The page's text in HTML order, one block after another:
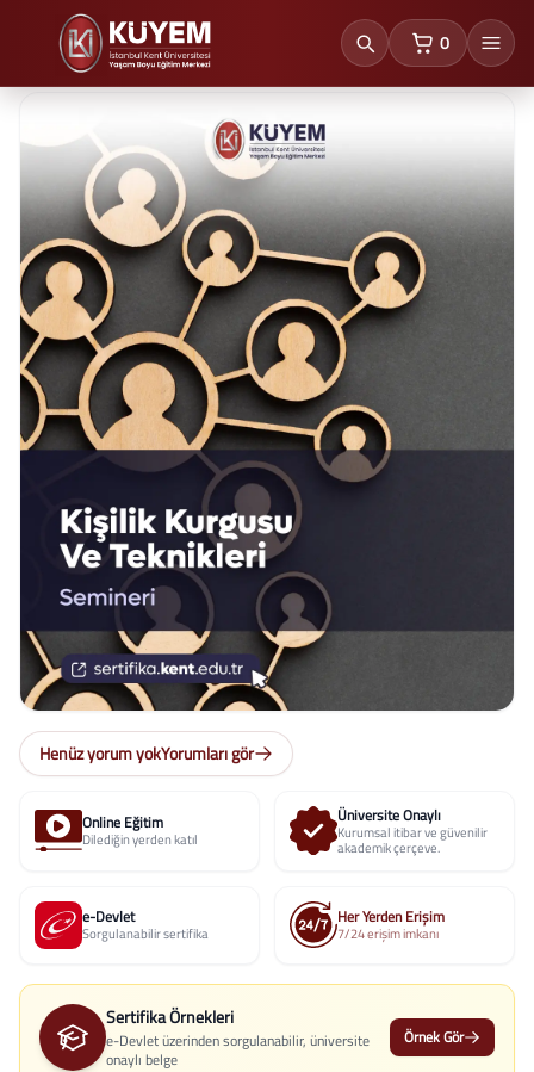
0
sepetteki
Henüz yorum yokYorumları gör
Online Eğitim
Dilediğin yerden katıl
Üniversite Onaylı
Kurumsal itibar ve güvenilir
akademik çerçeve.
e-Devlet
Sorgulanabilir sertifika
Her Yerden Erişim
7/24 erişim imkanı
Sertifika Örnekleri
e-Devlet üzerinden sorgulanabilir, üniversite
onaylı belge
Örnek Gör